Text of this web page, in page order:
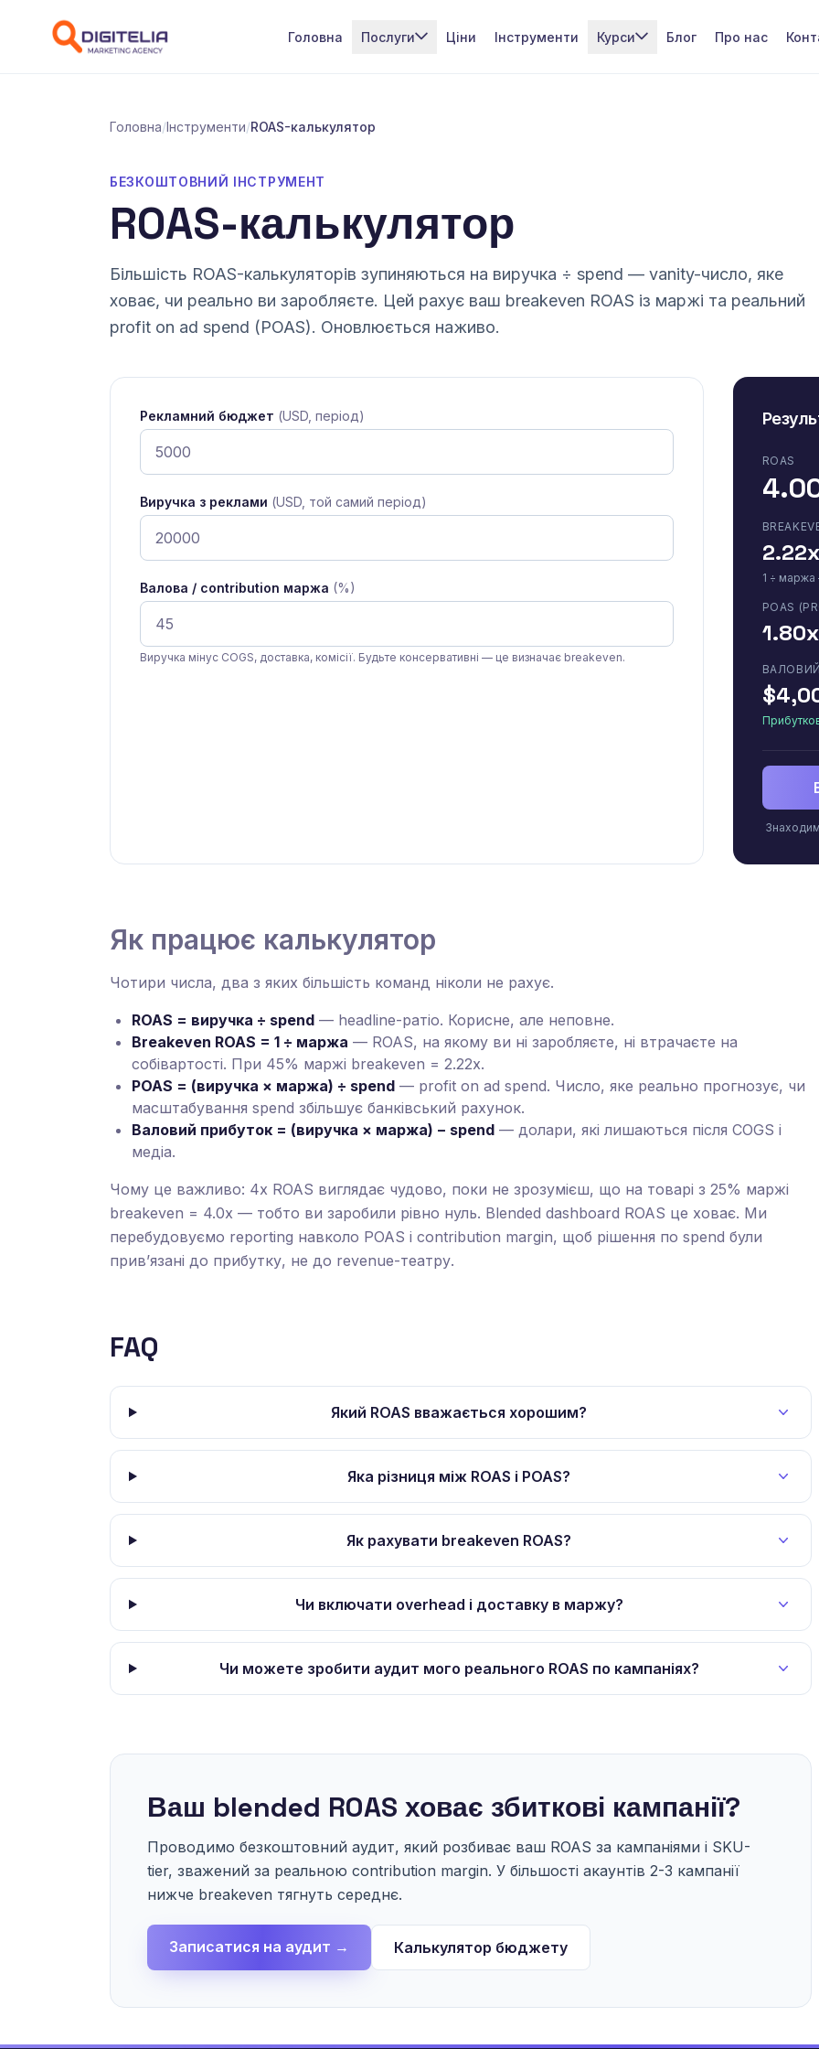
Головна Послуги Ціни Інструменти Курси Блог Про нас
Головна/Інструменти/ROAS-калькулятор
БЕЗКОШТОВНИЙ ІНСТРУМЕНТ
ROAS-калькулятор
Більшість ROAS-калькуляторів зупиняються на виручка ÷ spend — vanity-число, яке
ховає, чи реально ви заробляєте. Цей рахує ваш breakeven ROAS із маржі та реальний
profit on ad spend (POAS). Оновлюється наживо.
Рекламний бюджет (USD, період)
Виручка з реклами (USD, той самий період)
Валова / contribution маржа (%)
Виручка мінус COGS, доставка, комісії. Будьте консервативні — це визначає breakeven.
ROAS
2.22x
1 ÷ маржа
POAS
1.80x
Як працює калькулятор
Чотири числа, два з яких більшість команд ніколи не рахує.
ROAS = виручка ÷ spend — headline-ратіо. Корисне, але неповне.
Breakeven ROAS = 1 ÷ маржа — ROAS, на якому ви ні заробляєте, ні втрачаєте на
собівартості. При 45% маржі breakeven = 2.22x.
POAS = (виручка × маржа) ÷ spend — profit on ad spend. Число, яке реально прогнозує, чи
масштабування spend збільшує банківський рахунок.
Валовий прибуток = (виручка × маржа) − spend — долари, які лишаються після COGS і
медіа.
Чому це важливо: 4x ROAS виглядає чудово, поки не зрозумієш, що на товарі з 25% маржі
breakeven = 4.0x — тобто ви заробили рівно нуль. Blended dashboard ROAS це ховає. Ми
перебудовуємо reporting навколо POAS і contribution margin, щоб рішення по spend були
привʼязані до прибутку, не до revenue-театру.
FAQ
Який ROAS вважається хорошим?
Яка різниця між ROAS і POAS?
Як рахувати breakeven ROAS?
Чи включати overhead і доставку в маржу?
Чи можете зробити аудит мого реального ROAS по кампаніях?
Ваш blended ROAS ховає збиткові кампанії?
Проводимо безкоштовний аудит, який розбиває ваш ROAS за кампаніями і SKU-
tier, зважений за реальною contribution margin. У більшості акаунтів 2-3 кампанії
нижче breakeven тягнуть середнє.
Записатися на аудит → Калькулятор бюджету